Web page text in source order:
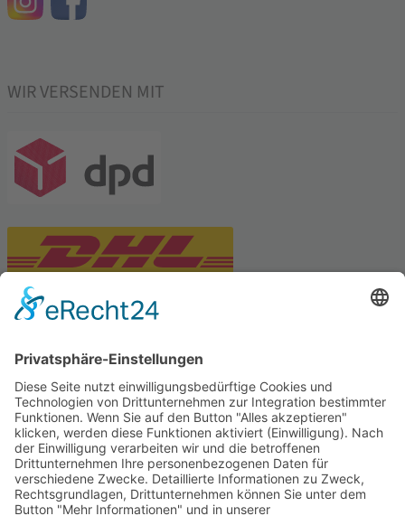
WIR VERSENDEN MIT
Tekal – Textile Lebensqualität
Exklusive moderne & Orientteppiche
Feuerwerk XXL
Pyrotechnik online bestellen